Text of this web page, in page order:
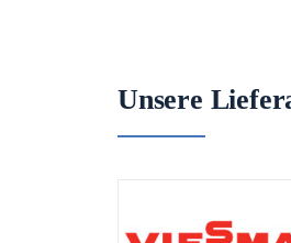
Unsere